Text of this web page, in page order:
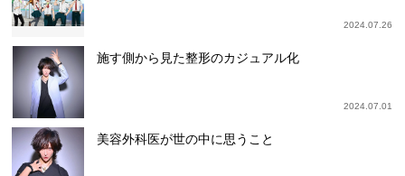
2024.07.26
施す側から見た整形のカジュアル化
2024.07.01
美容外科医が世の中に思うこと